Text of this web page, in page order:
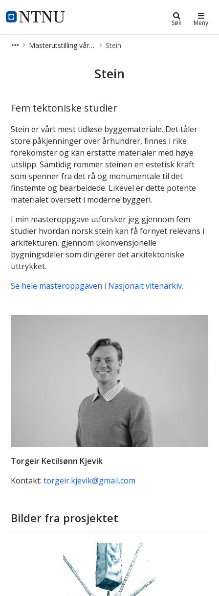
NTNU Hjemmeside
Masterutstilling arkitektur Søk Meny
Masterutstilling vår 2025 Stein
Stein
Fem tektoniske studier
Stein er vårt mest tidløse byggemateriale. Det tåler
store påkjenninger over århundrer, finnes i rike
forekomster og kan erstatte materialer med høye
utslipp. Samtidig rommer steinen en estetisk kraft
som spenner fra det rå og monumentale til det
finstemte og bearbeidede. Likevel er dette potente
materialet oversett i moderne byggeri.
I min masteroppgave utforsker jeg gjennom fem
studier hvordan norsk stein kan få fornyet relevans i
arkitekturen, gjennom ukonvensjonelle
bygningsdeler som dirigerer det arkitektoniske
uttrykket.
Se hele masteroppgaven i Nasjonalt vitenarkiv.
Torgeir Ketilsønn Kjevik
Kontakt: torgeir.kjevik@gmail.com
Bilder fra prosjektet